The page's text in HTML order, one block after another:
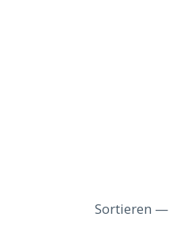
Sortieren —